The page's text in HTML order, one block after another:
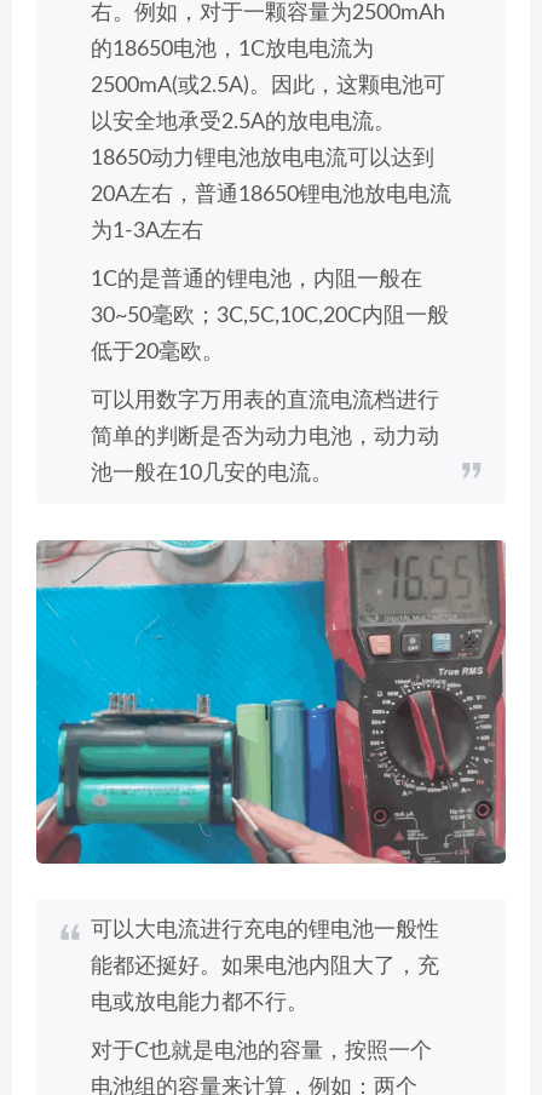
右。例如，对于一颗容量为2500mAh
的18650电池，1C放电电流为
2500mA(或2.5A)。因此，这颗电池可
以安全地承受2.5A的放电电流。
18650动力锂电池放电电流可以达到
20A左右，普通18650锂电池放电电流
为1-3A左右
1C的是普通的锂电池，内阻一般在
30~50毫欧；3C,5C,10C,20C内阻一般
低于20毫欧。
可以用数字万用表的直流电流档进行
简单的判断是否为动力电池，动力动
池一般在10几安的电流。
可以大电流进行充电的锂电池一般性
能都还挻好。如果电池内阻大了，充
电或放电能力都不行。
对于C也就是电池的容量，按照一个
电池组的容量来计算，例如：两个